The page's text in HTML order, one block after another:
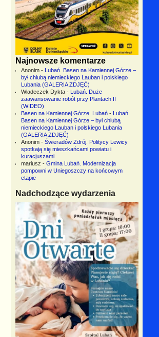
Najnowsze komentarze
Anonim- Lubań. Basen na Kamiennej Górze –
był chlubą niemieckiego Lauban i polskiego
Lubania (GALERIA ZDJĘĆ)
Władeczek Dykta- Lubań. Duże
zaawansowanie robót przy Plantach II
(WIDEO)
Basen na Kamiennej Górze. Lubań- Lubań.
Basen na Kamiennej Górze – był chlubą
niemieckiego Lauban i polskiego Lubania
(GALERIA ZDJĘĆ)
Anonim- Świeradów Zdrój. Politycy Lewicy
spotkają się mieszkańcami powiatu i
kuracjuszami
mariusz - Gmina Lubań. Modernizacja
pompowni w Uniegoszczy na końcowym
etapie
Nadchodzące wydarzenia